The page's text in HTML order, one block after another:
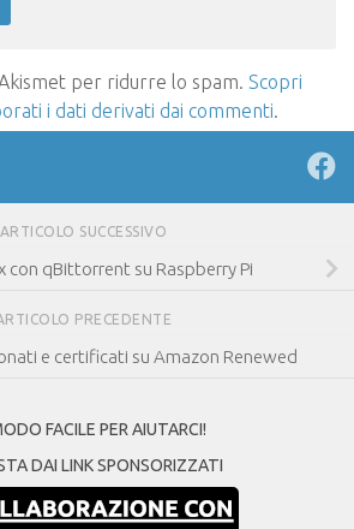
per ridurre lo spam. Scopri
i dati derivati dai commenti.
ARTICOLO SUCCESSIVO
con qBittorrent su Raspberry Pi
PRECEDENTE
e certificati su Amazon Renewed
FACILE PER AIUTARCI!
DAI LINK SPONSORIZZATI